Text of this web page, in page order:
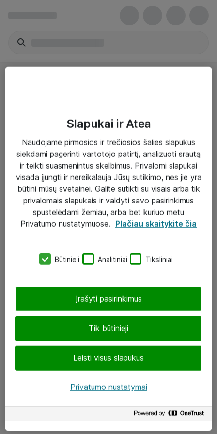
Paslaugos
Sprendimai
Įgyvendinti projektai
Atea ekspertų patarimai verslui
eShop@atea.lt
LinkedIn
Slapukai ir Atea
Naudojame pirmosios ir trečiosios šalies slapukus
siekdami pagerinti vartotojo patirtį, analizuoti srautą
ir teikti suasmenintus skelbimus. Privalomi slapukai
visada įjungti ir nereikalauja Jūsų sutikimo, nes jie yra
būtini mūsų svetainei. Galite sutikti su visais arba tik
privalomais slapukais ir valdyti savo pasirinkimus
spustelėdami žemiau, arba bet kuriuo metu
Privatumo nustatymuose. Plačiau skaitykite čia
Būtinieji Analitiniai Tiksliniai
Tik būtinieji
Leisti visus slapukus
Įrašyti pasirinkimus
Privatumo nustatymai